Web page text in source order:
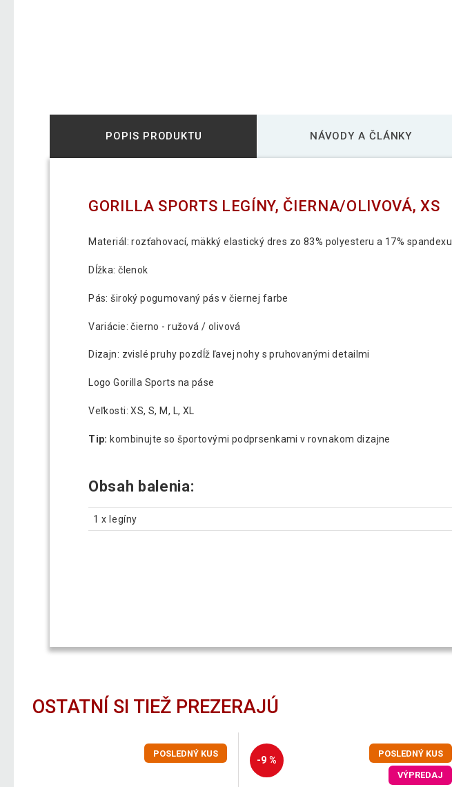
POPIS PRODUKTU NÁVODY A ČLÁNKY
GORILLA SPORTS LEGÍNY, ČIERNA/OLIVOVÁ, XS
Materiál: rozťahovací, mäkký elastický dres zo 83% polyesteru a 17% spandexu
Dĺžka: členok
Pás: široký pogumovaný pás v čiernej farbe
Variácie: čierno - ružová / olivová
Dizajn: zvislé pruhy pozdĺž ľavej nohy s pruhovanými detailmi
Logo Gorilla Sports na páse
Veľkosti: XS, S, M, L, XL
Tip: kombinujte so športovými podprsenkami v rovnakom dizajne
Obsah balenia:
1 x legíny
OSTATNÍ SI TIEŽ PREZERAJÚ
POSLEDNÝ KUS
-9 %
POSLEDNÝ KUS
VÝPREDAJ